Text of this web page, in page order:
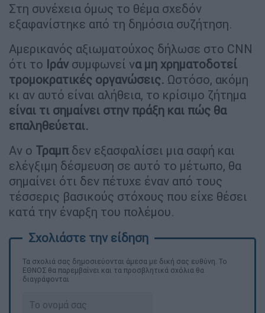
Στη συνέχεια όμως το θέμα σχεδόν
εξαφανίστηκε από τη δημόσια συζήτηση.
Αμερικανός αξιωματούχος δήλωσε στο CNN
ότι το Ιράν συμφωνεί να μη χρηματοδοτεί
τρομοκρατικές οργανώσεις. Ωστόσο, ακόμη
κι αν αυτό είναι αλήθεια, το κρίσιμο ζήτημα
είναι τι σημαίνει στην πράξη και πώς θα
επαληθεύεται.
Αν ο Τραμπδεν εξασφαλίσει μια σαφή και
ελέγξιμη δέσμευση σε αυτό το μέτωπο, θα
σημαίνει ότι δεν πέτυχε έναν από τους
τέσσερις βασικούς στόχους που είχε θέσει
κατά την έναρξη του πολέμου.
Τα σχολιά σας δημοσιεύονται άμεσα με δική σας ευθύνη. Το
ΕΘΝΟΣ θα παρεμβαίνει και τα προσβλητικά σχόλια θα
διαγράφονται